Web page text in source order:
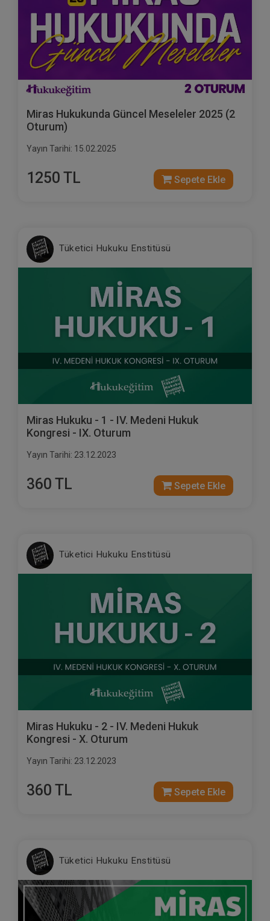
Miras Hukukunda Güncel Meseleler 2025 (2
Oturum)
Yayın Tarihi: 15.02.2025
1250 TL Sepete Ekle
Tüketici Hukuku Enstitüsü
Miras Hukuku - 1 - IV. Medeni Hukuk
Kongresi - IX. Oturum
Yayın Tarihi: 23.12.2023
360 TL Sepete Ekle
Tüketici Hukuku Enstitüsü
Miras Hukuku - 2 - IV. Medeni Hukuk
Kongresi - X. Oturum
Yayın Tarihi: 23.12.2023
360 TL Sepete Ekle
Tüketici Hukuku Enstitüsü